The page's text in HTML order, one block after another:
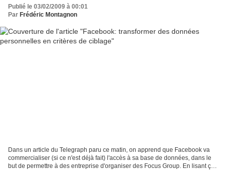
Publié le 03/02/2009 à 00:01
Par Frédéric Montagnon
Dans un article du Telegraph paru ce matin, on apprend que Facebook va
commercialiser (si ce n'est déjà fait) l'accès à sa base de données, dans le
but de permettre à des entreprise d'organiser des Focus Group. En lisant ça,